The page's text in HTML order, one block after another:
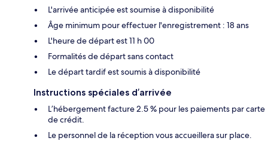
L'arrivée anticipée est soumise à disponibilité
Âge minimum pour effectuer l'enregistrement : 18 ans
L'heure de départ est 11 h 00
Formalités de départ sans contact
Le départ tardif est soumis à disponibilité
Instructions spéciales d’arrivée
L’hébergement facture 2.5 % pour les paiements par carte
de crédit.
Le personnel de la réception vous accueillera sur place.